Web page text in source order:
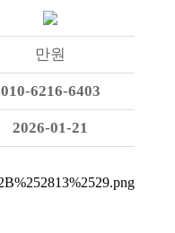
만원
010-6216-6403
2026-01-21